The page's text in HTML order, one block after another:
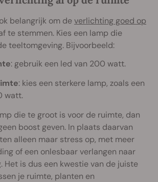
belangrijk om deverlichting goed op
te stemmen. Kies een lamp die
teeltomgeving. Bijvoorbeeld:
: gebruik een led van 200 watt.
: kies een sterkere lamp, zoals een
watt.
die te groot is voor de ruimte, dan
boost geven. In plaats daarvan
alleen maar stress op, met meer
of een onlesbaar verlangen naar
Het is dus een kwestie van de juiste
je ruimte, planten en